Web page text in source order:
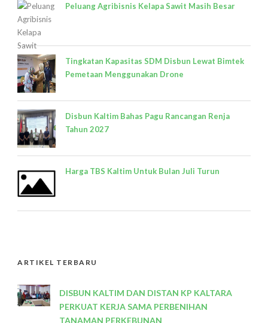
Peluang Agribisnis Kelapa Sawit Masih Besar
Tingkatan Kapasitas SDM Disbun Lewat Bimtek
Pemetaan Menggunakan Drone
Disbun Kaltim Bahas Pagu Rancangan Renja
Tahun 2027
Harga TBS Kaltim Untuk Bulan Juli Turun
ARTIKEL TERBARU
DISBUN KALTIM DAN DISTAN KP KALTARA
PERKUAT KERJA SAMA PERBENIHAN
TANAMAN PERKEBUNAN